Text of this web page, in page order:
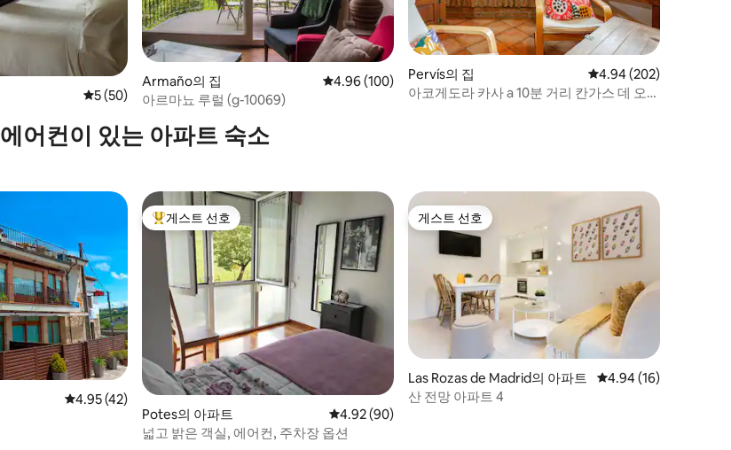
평점 5점(5점 만점), 후기 50개
5 (50)
Armaño의 집 평점 4.96점(5점 만점), 후기 100개
4.96 (100)
아르마뇨 루럴 (g-10069)
Pervís의 집 평점 4.94점(5점 만점),
4.94 (202)
아코게도라 카사 a 10분 거리 칸가스 데 오니
에어컨이 있는 아파트 숙소
평점 4.95점(5점 만점), 후기 42개
4.95 (42)
상위 게스트 선호
게스트 선호
Potes의 아파트 평점 4.92점(5점 만점), 후기 90개
4.92 (90)
넓고 밝은 객실, 에어컨, 주차장 옵션
게스트 선호
게스트 선호
Las Rozas de Madrid의 아파트 평점 4.94점(5점 만점
4.94 (16)
산 전망 아파트 4